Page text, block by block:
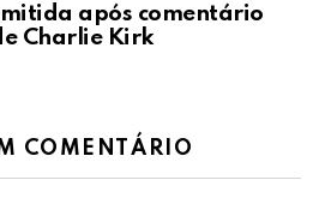
após comentário
Charlie Kirk
COMENTÁRIO